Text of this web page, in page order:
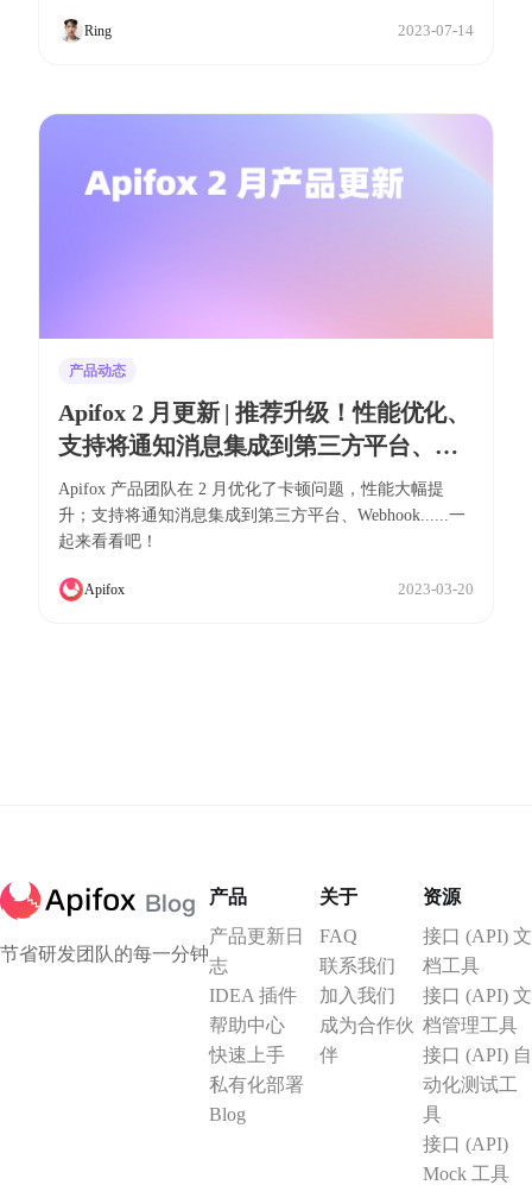
Ring 2023-07-14
产品动态
Apifox 2 月更新 | 推荐升级！性能优化、
支持将通知消息集成到第三方平台、
Webhook
Apifox 产品团队在 2 月优化了卡顿问题，性能大幅提
升；支持将通知消息集成到第三方平台、Webhook......一
起来看看吧！
Apifox 2023-03-20
节省研发团队的每一分钟
产品
产品更新日
志
IDEA 插件
帮助中心
快速上手
私有化部署
Blog
关于
FAQ
联系我们
加入我们
成为合作伙
伴
资源
接口 (API) 文
档工具
接口 (API) 文
档管理工具
接口 (API) 自
动化测试工
具
接口 (API)
Mock 工具